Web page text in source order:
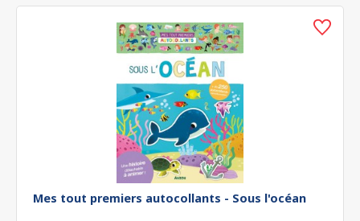
Mes tout premiers autocollants - Sous l'océan